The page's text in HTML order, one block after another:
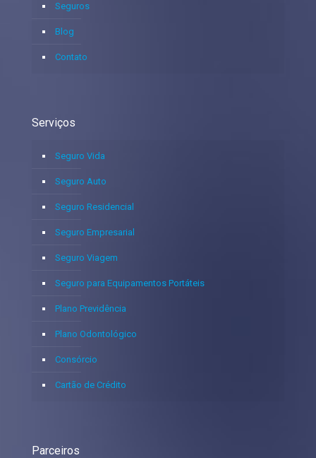
Seguros
Blog
Contato
Serviços
Seguro Vida
Seguro Auto
Seguro Residencial
Seguro Empresarial
Seguro Viagem
Seguro para Equipamentos Portáteis
Plano Previdência
Plano Odontológico
Consórcio
Cartão de Crédito
Parceiros